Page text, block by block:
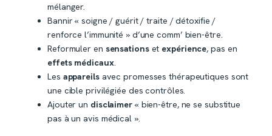
mélanger.
Bannir « soigne / guérit / traite / détoxifie /
renforce l’immunité » d’une comm’ bien-être.
Reformuler en sensationset expérience, pas en
effets médicaux.
Les appareilsavec promesses thérapeutiques sont
une cible privilégiée des contrôles.
Ajouter un disclaimer« bien-être, ne se substitue
pas à un avis médical ».